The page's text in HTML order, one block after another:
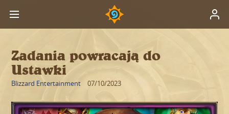
Zadania powracają do
Ustawki
Blizzard Entertainment 07/10/2023